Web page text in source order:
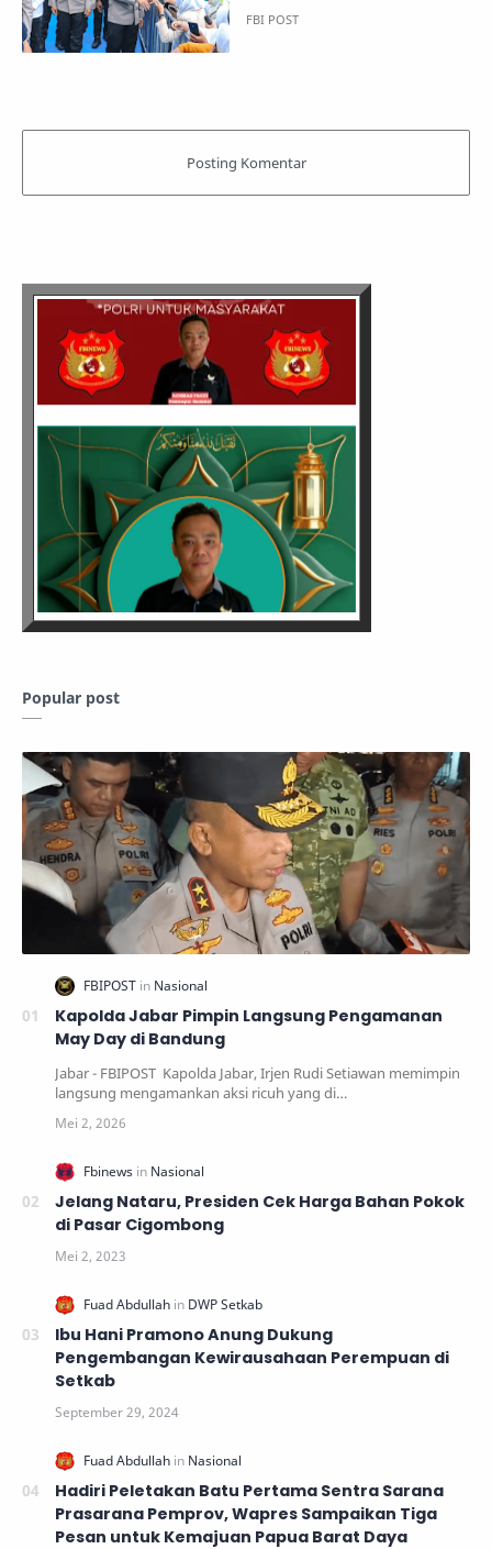
Popular post
Kapolda Jabar Pimpin Langsung Pengamanan
May Day di Bandung
Jabar - FBIPOST Kapolda Jabar, Irjen Rudi Setiawan memimpin
langsung mengamankan aksi ricuh yang di…
Jelang Nataru, Presiden Cek Harga Bahan Pokok
di Pasar Cigombong
Ibu Hani Pramono Anung Dukung
Pengembangan Kewirausahaan Perempuan di
Setkab
Hadiri Peletakan Batu Pertama Sentra Sarana
Prasarana Pemprov, Wapres Sampaikan Tiga
Pesan untuk Kemajuan Papua Barat Daya